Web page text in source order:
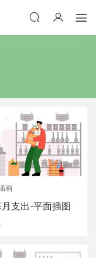
画
支出-平面插图